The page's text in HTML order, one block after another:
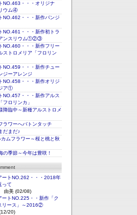
NO.463・・・オリジナ
ウム④
NO.462・・・新作パンジ
NO.461・・・新作初トラ
ンスリウム①②③
NO.460・・・新作フリー
ストロメリア「フロリン
NO.459・・・新作チュー
ジーアレンジ
NO.458・・・新作オリジ
ア①
NO.457・・・新作アルス
フロリンカ」
降臨中～新種アルストロメ
ラワーへバトンタッチ
だまだ♪
ムフラワー～桜と桃と秋
の季節～今年は豊咲！
ートNO.262・・・2018年
って
由美 (02/08)
ートNO.225・・新作「ク
リース」～2016②
20)